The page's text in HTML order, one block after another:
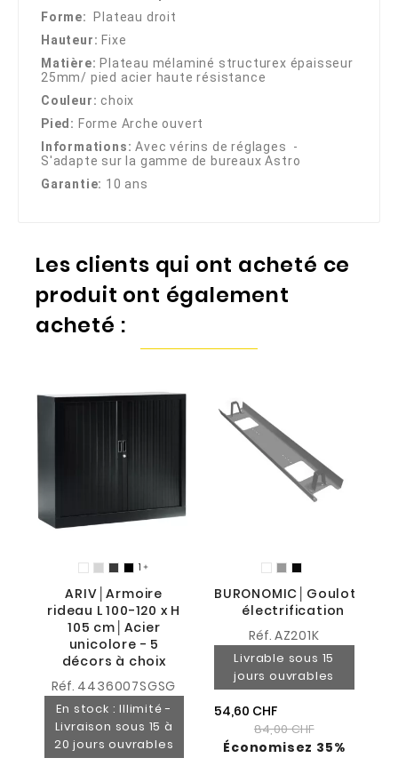
Forme:
Plateau droit
Hauteur: Fixe
Matière: Plateau mélaminé structurex épaisseur
25mm/ pied acier haute résistance
Couleur: choix
Pied: Forme Arche ouvert
Informations: Avec vérins de réglages -
S'adapte sur la gamme de bureaux Astro
Garantie: 10 ans
Les clients qui ont acheté ce
produit ont également
acheté :
1 
ARIV│Armoire
rideau L 100-120 x H
105 cm│Acier
unicolore - 5
décors à choix
Réf. 4436007SGSG
En stock : Illimité -
Livraison sous 15 à
20 jours ouvrables
BURONOMIC│Goulotte
électrification
Réf. AZ201K
Livrable sous 15
jours ouvrables
54,60 CHF
84,00 CHF
Économisez 35%